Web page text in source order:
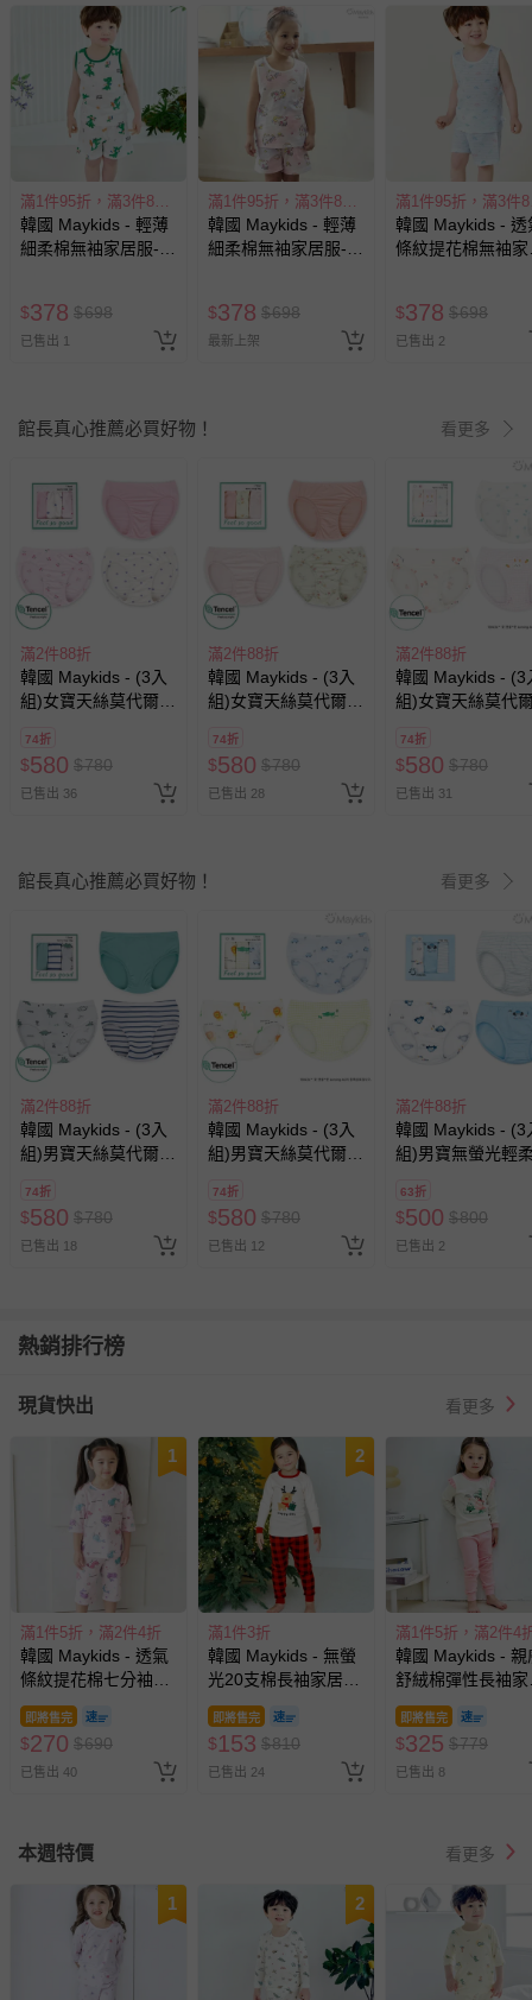
滿1件95折，滿3件85折
韓國 Maykids - 輕薄
細柔棉無袖家居服-衝
$378 $698
已售出 1
滿1件95折，滿3件85折
韓國 Maykids - 輕薄
細柔棉無袖家居服-暈
$378 $698
最新上架
韓國 Maykids - 透
條紋提花棉無袖家
$378 $698
已售出 2
館長真心推薦必買好物！ 看更多
滿2件88折
韓國 Maykids - (3入
組)女寶天絲莫代爾三
74折
$580 $780
已售出 36
滿2件88折
韓國 Maykids - (3入
組)女寶天絲莫代爾三
74折
$580 $780
已售出 28
滿2件88折
韓國 Maykids - (3
組)女寶天絲莫代
74折
$580 $780
已售出 31
館長真心推薦必買好物！ 看更多
滿2件88折
韓國 Maykids - (3入
組)男寶天絲莫代爾三
74折
$580 $780
已售出 18
滿2件88折
韓國 Maykids - (3入
組)男寶天絲莫代爾透
車車
74折
$580 $780
已售出 12
滿2件88折
韓國 Maykids - (3
組)男寶無螢光輕
63折
$500 $800
已售出 2
熱銷排行榜
現貨快出 看更多
1
滿1件5折，滿2件4折
韓國 Maykids - 透氣
條紋提花棉七分袖家
居服-夢幻海豚-淡粉
即將售完
$270 $690
已售出 40
2
滿1件3折
韓國 Maykids - 無螢
光20支棉長袖家居
服-禮物馴鹿-米X紅
即將售完
$153 $810
已售出 24
滿1件5折，滿2件4
韓國 Maykids - 親
舒絨棉彈性長袖家
服-聖誕樹女孩-米
即將售完
$325 $779
已售出 8
本週特價 看更多
1 2